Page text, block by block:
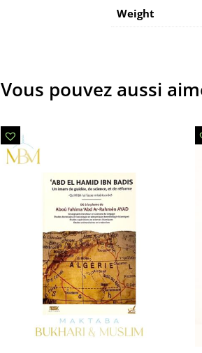
Weight
Vous pouvez aussi